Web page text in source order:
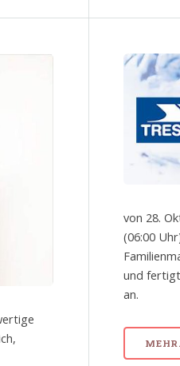
von 28.
(06:00
und
an.